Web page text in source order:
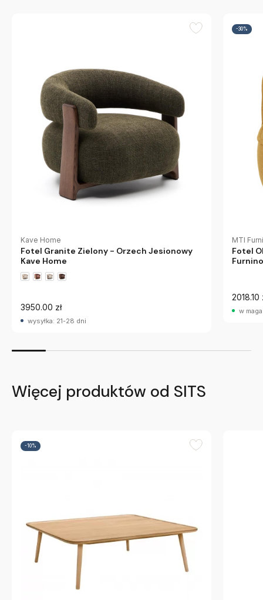
Kave Home
Fotel Granite Zielony - Orzech Jesionowy
Kave Home
3950.00 zł
wysyłka: 21-28 dni
-30%
MTI
Fotel
2018.10
w
Więcej produktów od SITS
-10%